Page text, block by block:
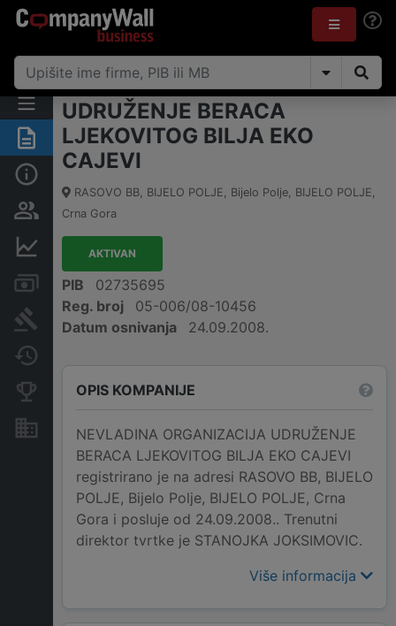
Sažetak
Osobe i vlasništvo
Finansijski podaci
Računi i blokade
Arhiva sudskih objava
Konkurentne kompanije
Nekretnine i imovina
UDRUŽENJE BERACA
LJEKOVITOG BILJA EKO
CAJEVI
RASOVO BB, BIJELO POLJE, Bijelo Polje, BIJELO POLJE,
Crna Gora
AKTIVAN
PIB
02735695
Reg. broj
05-006/08-10456
Datum osnivanja
24.09.2008.
OPIS KOMPANIJE
NEVLADINA ORGANIZACIJA UDRUŽENJE
BERACA LJEKOVITOG BILJA EKO CAJEVI
registrirano je na adresi RASOVO BB, BIJELO
POLJE, Bijelo Polje, BIJELO POLJE, Crna
Gora i posluje od 24.09.2008.. Trenutni
direktor tvrtke je STANOJKA JOKSIMOVIC.
Više informacija